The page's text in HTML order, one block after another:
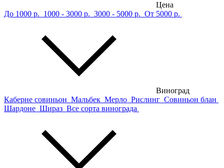
Цена
До 1000 р. 1000 - 3000 р. 3000 - 5000 р. От 5000 р.
Виноград
Каберне совиньон Мальбек Мерло Рислинг Совиньон блан
Шардоне Шираз Все сорта винограда